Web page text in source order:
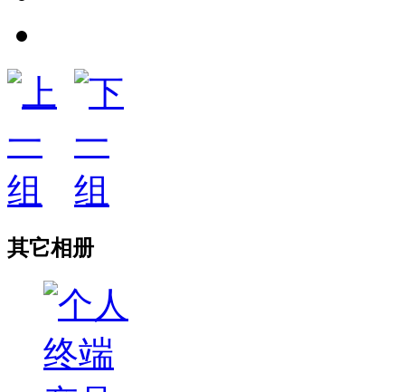
其它相册